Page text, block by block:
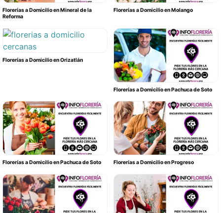
Florerías a Domicilio en Mineral de la
Reforma
Florerías a Domicilio en Molango
Florerías a Domicilio en Orizatlán
Florerías a Domicilio en Pachuca de Soto
Florerías a Domicilio en Pachuca de Soto Florerías a Domicilio en Progreso